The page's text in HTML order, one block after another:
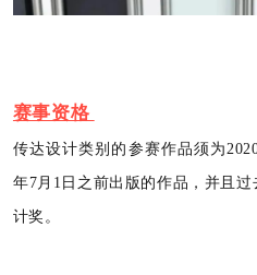
赛事资格
传达设计类别的参赛作品须为
年7月1日之前出版的作品，并且
计奖。